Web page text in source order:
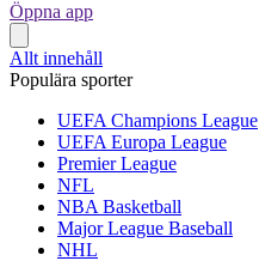
Öppna app
Allt innehåll
Populära sporter
UEFA Champions League
UEFA Europa League
Premier League
NFL
NBA Basketball
Major League Baseball
NHL